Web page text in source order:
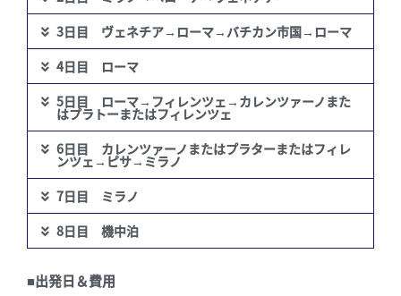
3日目 ヴェネチア→ローマ→バチカン市国→ローマ
4日目 ローマ
5日目 ローマ→フィレンツェ→カレンツァーノまた
はプラトーまたはフィレンツェ
6日目 カレンツァーノまたはプラターまたはフィレ
ンツェ→ピサ→ミラノ
7日目 ミラノ
8日目 機中泊
■出発日＆費用